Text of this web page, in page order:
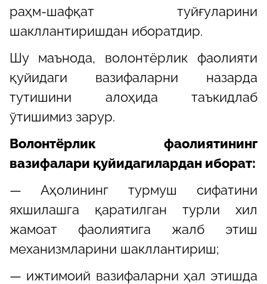
раҳм-шафқат туйғуларини
шакллантиришдан иборатдир.
Шу маънода, волонтёрлик фаолияти
қуйидаги вазифаларни назарда
тутишини алоҳида таъкидлаб
ўтишимиз зарур.
Волонтёрлик фаолиятининг
вазифалари қуйидагилардан иборат:
— Аҳолининг турмуш сифатини
яхшилашга қаратилган турли хил
жамоат фаолиятига жалб этиш
механизмларини шакллантириш;
— ижтимоий вазифаларни ҳал этишда